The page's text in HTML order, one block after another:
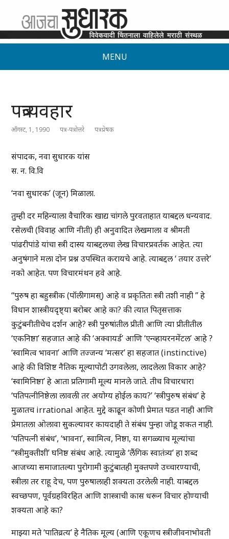
MENU
पत्रव्यवहार
ऑगस्ट, 1, 1990 पत्र-पत्रोत्तरे पत्रप्रेषक
संपादक, नवा सुधारक यांस
स. न. वि.वि
‘नवा सुधारक’ (जून) मिळाला.
तुम्ही दर महिन्याला वैचारिक खाद्य चांगले पुरवताहात याबद्दल धन्यवाद.
रसेलची (विवाह आणि नीती) ही अनुवादित लेखमाला व श्रीमती
पांढरीपांडे यांचा स्त्री दास्य याबद्दलचा लेख विचारप्रवर्तक आहेत. त्या
अनुषंगाने मला दोन प्रश्न उपस्थित करायचे आहे. त्याबद्दल ‘ तयार उत्तरे’
नको आहेत. पण विचारमंथन हवे आहे.
“पुरुष हा बहुस्त्रीक (पॉलीगामस्) आहे व प्रकृतितः स्त्री तशी नाही ” हे
विधान शास्त्रीयदृष्ट्या बरोबर आहे का? की त्यात पितृसत्ताक
कुटुंबनीतीचेच दर्शन आहे? स्त्री पुरुषांतील प्रीती आणि त्या प्रीतीतील
‘एकनिष्ठा’ सहजात आहे की ‘अक्वायर्ड’ आणि ‘एन्व्हायरनमेंटल’ आहे ?
‘स्वामित्व भावना’ आणि तज्जन्य ‘मत्सर’ हा सहजात (instinctive)
आहे की विशिष्ट नैतिक मूल्यापोटी उगवलेला, लादलेला विकार आहे?
‘स्वामिनिष्ठा’ हे आता प्रतिगामी मूल्य मानले जाते. तीच विचारधारा
‘पतिपत्नीनिष्ठेला लावली तर अयोग्य होईल काय?’ ‘स्त्रीपुरुष संबंध’ हे
मुळातच irrational आहेत. मुद्दे काढून कोणी प्रेमात पडत नाही आणि
प्रेमातला ओलावा सुकल्यावर कायदाही ते संबंध पुन्हा जोडू शकत नाही.
‘पतिपत्नी संबंध’, ‘भावना’, स्वामित्व, निष्ठा, या सगळ्याच मूल्यांचा
“स्त्रीमुक्तीशी’ घनिष्ठ संबंध आहे. त्यामुळे ‘लैंगिक स्वातंत्र्य’ हा शब्द
आजच्या समाजातल्या पुरोगामी कुटुंबातही मुक्तपणे उच्चारण्याची,
स्त्रीला तर राहू देच, पण पुरुषालाही शक्यता उरलेली नाही. याबद्दल
स्वच्छपण, पूर्वग्रहविरहित आणि शास्त्राची कास धरून विचार होण्याची
शक्यता आहे का?
माझ्या मते ‘पातिव्रत्य’ हे नैतिक मूल्य (आणि एकूणच स्त्रीजीवनाभोवती